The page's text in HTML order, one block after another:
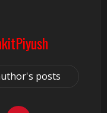
posts